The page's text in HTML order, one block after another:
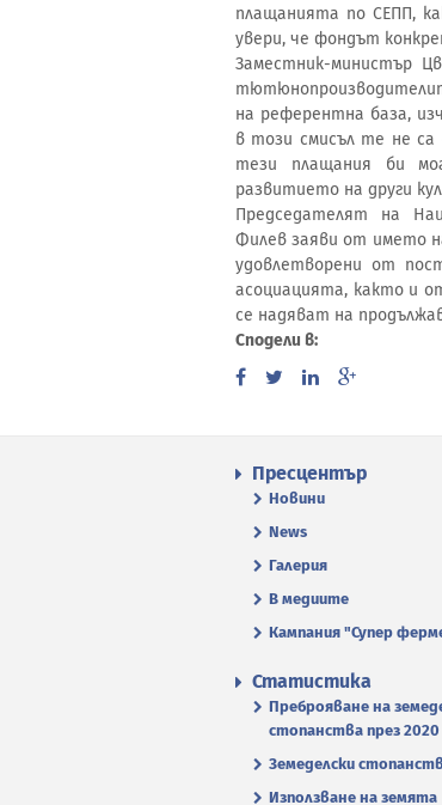
плащанията по СЕПП,
увери, че фондът
Заместник-министър
на референтна база,
в този смисъл те не
тези плащания би
развитието на други
Председателят на
Филев заяви от името
удовлетворени от
асоциацията, както и
се надяват на
Сподели в:
Пресцентър
Новини
News
Галерия
В медиите
Кампания "Супер
Статистика
Преброяване на
стопанства през 2020
Земеделски
Използване на земята